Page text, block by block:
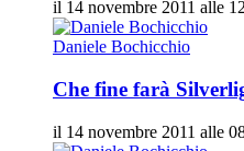
il 14 novembre 2011 alle
Daniele Bochicchio
Che fine farà
il 14 novembre 2011 alle